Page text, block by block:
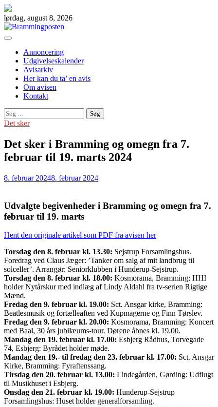
Skip
to
content
lørdag, august 8, 2026
Annoncering
Udgivelseskalender
Avisarkiv
Her kan du ta’ en avis
Om avisen
Kontakt
Søg
efter:
Det sker
Det sker i Bramming og omegn fra 7.
februar til 19. marts 2024
8. februar 20248. februar 2024
Udvalgte begivenheder i Bramming og omegn fra 7.
februar til 19. marts
Hent den originale artikel som PDF fra avisen her
Torsdag den 8. februar kl. 13.30: Sejstrup Forsamlingshus.
Foredrag ved Claus Jæger: ’Tanker om salg af mit landbrug til
solceller’. Arrangør: Seniorklubben i Hunderup-Sejstrup.
Torsdag den 8. februar kl. 18.00: Kosmorama, Bramming: HHI
holder Nytårskur med indlæg af Lindy Aldahl fra tv-serien Rigtige
Mænd.
Fredag den 9. februar kl. 19.00: Sct. Ansgar kirke, Bramming:
Beatlesmusik og fortælleaften ved Kupmagerne og Finn Tørslev.
Fredag den 9. februar kl. 20.00: Kosmorama, Bramming: Koncert
med Baal, 30 års jubilæums-tour. Dørene åbnes kl. 19.00.
Mandag den 19. februar kl. 17.00: Esbjerg Rådhus, Torvegade
74, Esbjerg: Byrådet holder møde.
Mandag den 19.- til fredag den 23. februar kl. 17.00: Sct. Ansgar
Kirke, Bramming: Fyraftenssang.
Tirsdag den 20. februar kl. 13.00: Lindegården, Gørding: Udflugt
til Musikhuset i Esbjerg.
Onsdag den 21. februar kl. 19.00: Hunderup-Sejstrup
Forsamlingshus: Huset holder generalforsamling.